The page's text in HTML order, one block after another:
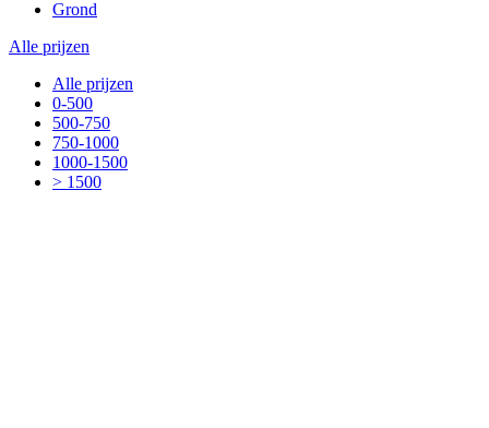
Grond
Alle prijzen
Alle prijzen
0-500
500-750
750-1000
1000-1500
> 1500